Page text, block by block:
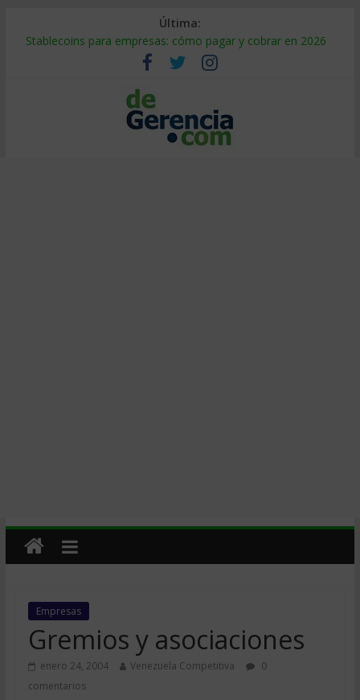
Última:
Stablecoins para empresas: cómo pagar y cobrar en 2026
Despido silencioso: qué es y por qué sale tan caro
IA en selección de personal: cómo auditarla a tiempo
Trabajo forzoso en la cadena de suministro: qué hacer
Mercado hispano de EE. UU.: cómo segmentarlo y venderle
Empresas
Gremios y asociaciones
enero 24, 2004 Venezuela Competitiva
0
comentarios